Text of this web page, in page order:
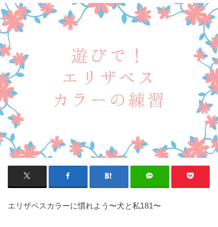
エリザベスカラーに慣れよう〜犬と私181〜